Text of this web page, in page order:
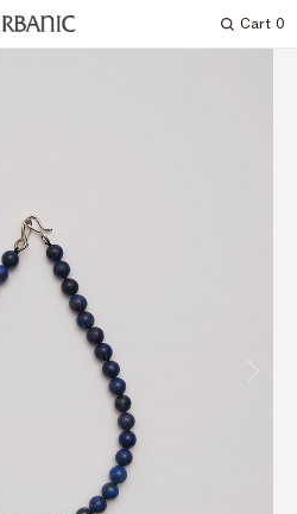
Search
Cart 0